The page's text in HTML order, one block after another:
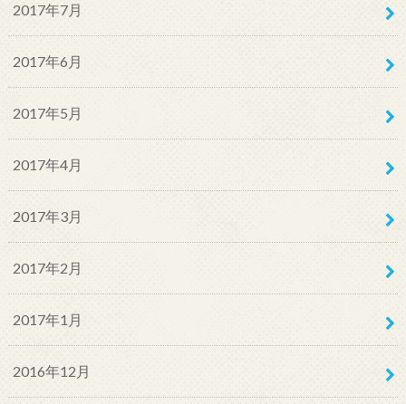
2017年7月
2017年6月
2017年5月
2017年4月
2017年3月
2017年2月
2017年1月
2016年12月